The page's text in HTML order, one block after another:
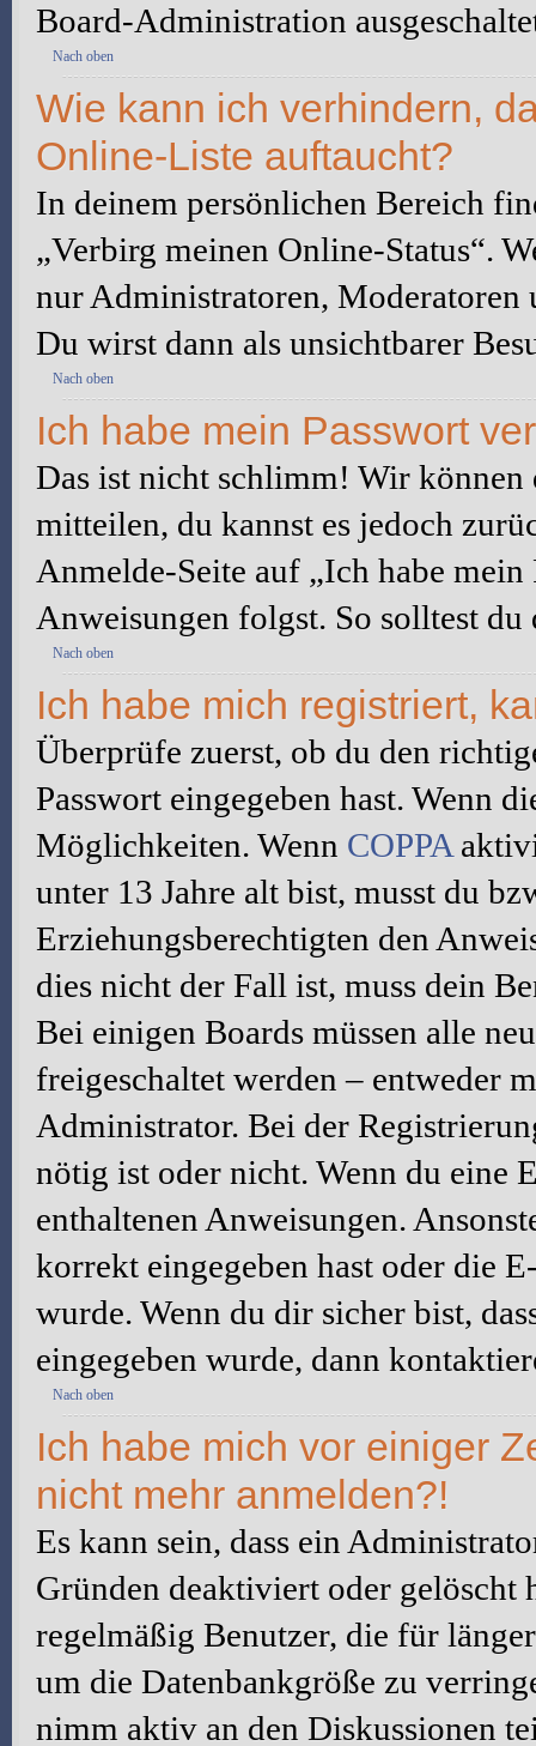
Board-Administration
Nach oben
Wie kann ich verhindern,
Online-Liste auftaucht?
In deinem persönlichen Bereich
„Verbirg meinen Online-Status“.
nur Administratoren, Moderatoren
Du wirst dann als unsichtbarer
Nach oben
Ich habe mein Passwort
Das ist nicht schlimm! Wir
mitteilen, du kannst es jedoch
Anmelde-Seite auf „Ich habe
Anweisungen folgst. So solltest
Nach oben
Ich habe mich registriert,
Überprüfe zuerst, ob du den
Passwort eingegeben hast. Wenn
Möglichkeiten. Wenn COPPA
unter 13 Jahre alt bist, musst du
Erziehungsberechtigten den
dies nicht der Fall ist, muss dein
Bei einigen Boards müssen alle
freigeschaltet werden – entweder
Administrator. Bei der
nötig ist oder nicht. Wenn du eine
enthaltenen Anweisungen.
korrekt eingegeben hast oder die
wurde. Wenn du dir sicher bist,
eingegeben wurde, dann
Nach oben
Ich habe mich vor einiger
nicht mehr anmelden?!
Es kann sein, dass ein
Gründen deaktiviert oder gelöscht
regelmäßig Benutzer, die für
um die Datenbankgröße zu
nimm aktiv an den Diskussionen